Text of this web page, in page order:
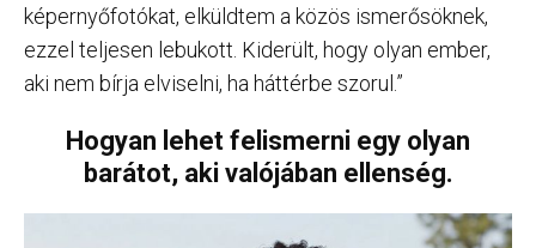
képernyőfotókat, elküldtem a közös ismerősöknek,
ezzel teljesen lebukott. Kiderült, hogy olyan ember,
aki nem bírja elviselni, ha háttérbe szorul.”
Hogyan lehet felismerni egy olyan
barátot, aki valójában ellenség.